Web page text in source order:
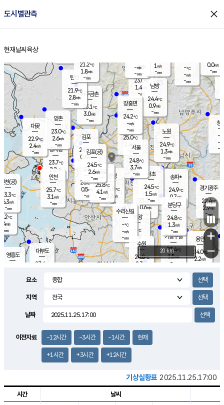
도시별관측 close
홈
현재날씨 육상
의도
℃
m/s
mm
영흥도
양주
23.0℃
1.4
-mm
과천
23.3℃
0.6m/s
- mm
용인
24.0℃
2.2m/s
경기광주
22.4℃
2.9m/s
-mm
2.1m/s
대부도
23.6
경서동
23.7℃
2.2 m/s
-mm
파주금촌
23.1℃
3.0m/s
-mm
-℃
-m/s
-mm
대곶
22.9℃
2.4m/s
-mm
창
-
-m/
-
탄현
21.9℃
2.8m/s
-mm
0.0m/s
-mm
의왕
- ℃
m/s
mm
김포
24.3℃
0.6 m/s
mm
광명
25.8 ℃
2.2 m/s
-mm
부천
26.0℃
0.5m/s
-mm
양촌
23.0℃
2.6m/s
-mm
구로
25.8℃
4.1 m/s
-mm
은평
25.0℃
2.4 m/s
- mm
노원
24.9℃
1.3m/s
-mm
송파*
24.9℃
0.7m/s
-mm
서초
24.5℃
1.5m/s
-mm
남방
24.4℃
0.9m/s
-mm
기흥구갈
23.4℃
1.5m/s
-
수리산길
-℃
-m/s
-mm
분당구
24.8℃
1.3m/s
-mm
장흥면
24.2℃
-m/s
-mm
-m/s
-mm
인천(공)
23.3℃
6.3m/s
-mm
김포(공)
24.5℃
2.6m/s
-mm
수원
24.8℃
2.3 m/s
인천
25.7℃
3.1 m/s
-mm
서울
24.8℃
3.7m/s
-mm
21.2℃
1.8m/s
-mm
1 m/s
-mm
+
−
20 km
요소
지역
날짜
이전자료 -12시간 -3시간 -1시간 현재
+1시간 +3시간 +12시간
기상실황표 2025.11.25.17:00
시간 날씨